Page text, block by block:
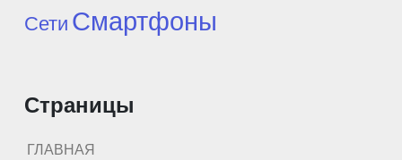
Сети Смартфоны
Страницы
ГЛАВНАЯ